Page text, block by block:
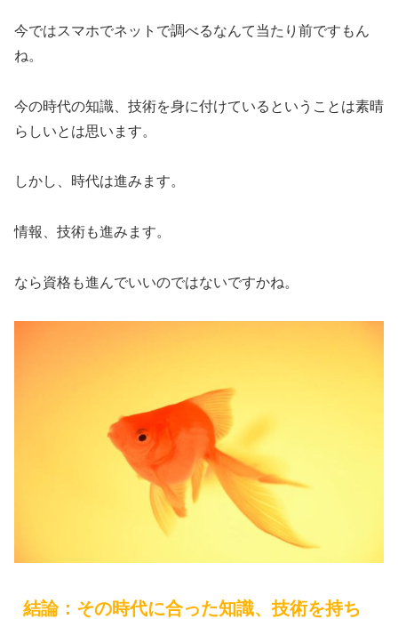
今ではスマホでネットで調べるなんて当たり前ですもん
ね。
今の時代の知識、技術を身に付けているということは素晴
らしいとは思います。
しかし、時代は進みます。
情報、技術も進みます。
なら資格も進んでいいのではないですかね。
結論：その時代に合った知識、技術を持ち